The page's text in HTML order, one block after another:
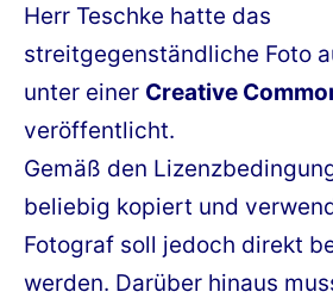
Herr Teschke hatte das
streitgegenständliche Foto
unter einer Creative
veröffentlicht.
Gemäß den
beliebig kopiert und
Fotograf soll jedoch direkt
werden. Darüber hinaus